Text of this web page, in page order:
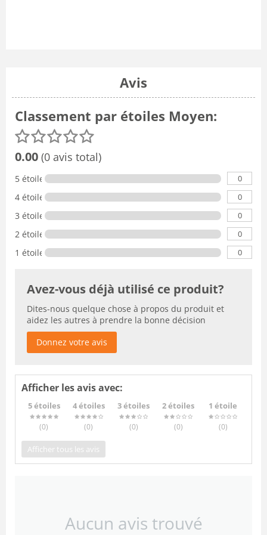
Avis
Classement par étoiles Moyen:
0.00 (0 avis total)
5 étoiles 0
4 étoiles 0
3 étoiles 0
2 étoiles 0
1 étoile 0
Avez-vous déjà utilisé ce produit?
Dites-nous quelque chose à propos du produit et
aidez les autres à prendre la bonne décision
Donnez votre avis
Afficher les avis avec:
5 étoiles
(0)
4 étoiles
(0)
3 étoiles
(0)
2 étoiles
(0)
1 étoile
(0)
Afficher tous les avis
Aucun avis trouvé